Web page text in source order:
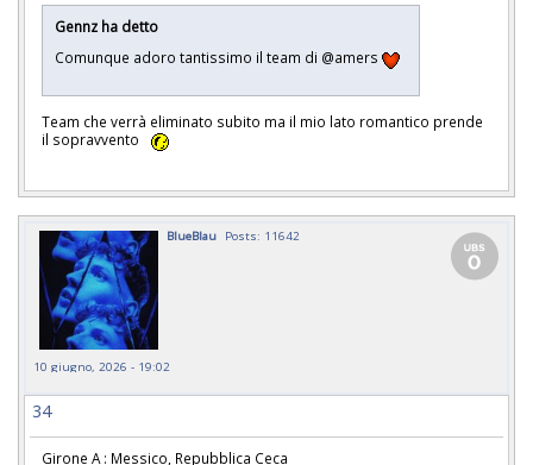
Gennz ha detto
Comunque adoro tantissimo il team di @amers
Team che verrà eliminato subito ma il mio lato romantico prende
il sopravvento
BlueBlau Posts: 11642
10 giugno, 2026 - 19:02
34
Girone A : Messico, Repubblica Ceca